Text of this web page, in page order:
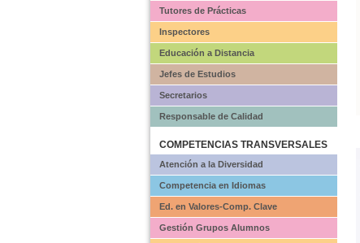
Tutores de Prácticas
Inspectores
Educación a Distancia
Jefes de Estudios
Secretarios
Responsable de Calidad
COMPETENCIAS TRANSVERSALES
Atención a la Diversidad
Competencia en Idiomas
Ed. en Valores-Comp. Clave
Gestión Grupos Alumnos